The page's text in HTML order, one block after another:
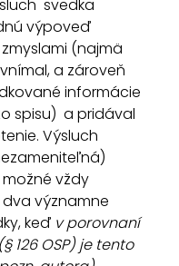
svedka
výpoveď
(najmä
a zároveň
informácie
spisu)  a pridával
Výsluch
vždy
významne
keď v porovnaní
126 OSP) je tento